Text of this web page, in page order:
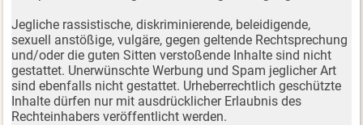
Jegliche rassistische, diskriminierende, beleidigende,
sexuell anstößige, vulgäre, gegen geltende Rechtsprechung
und/oder die guten Sitten verstoßende Inhalte sind nicht
gestattet. Unerwünschte Werbung und Spam jeglicher Art
sind ebenfalls nicht gestattet. Urheberrechtlich geschützte
Inhalte dürfen nur mit ausdrücklicher Erlaubnis des
Rechteinhabers veröffentlicht werden.